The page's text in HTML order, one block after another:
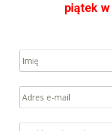
piątek